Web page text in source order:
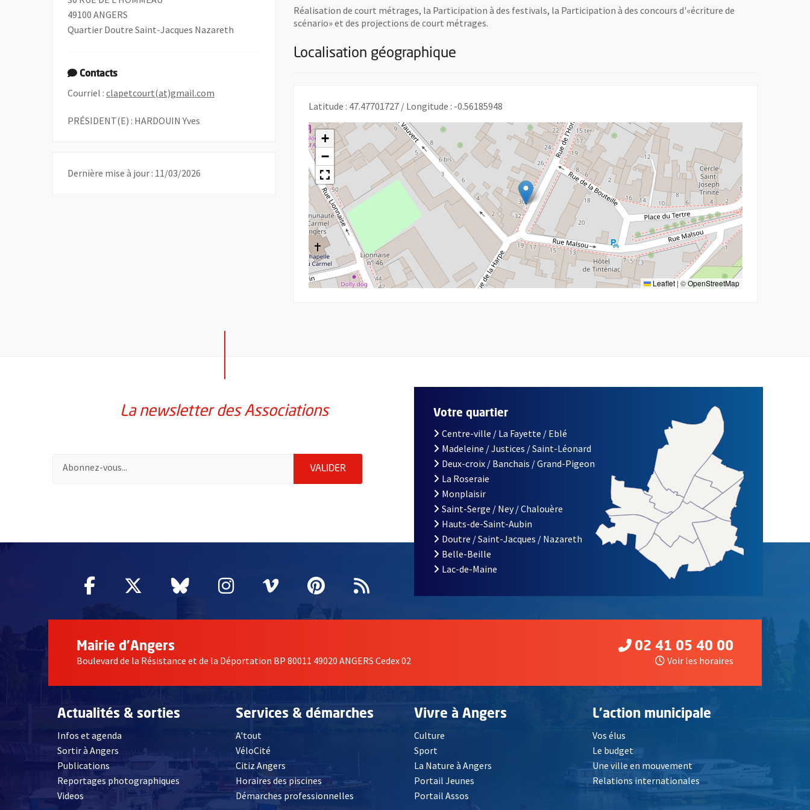
Réalisation de court métrages, la Participation à des festivals, la Participation à des concours d'«écriture de
scénario» et des projections de court métrages.
Localisation géographique
Latitude : 47.47701727 / Longitude : -0.56185948
+
−
Leaflet | ©OpenStreetMap
49100 ANGERS
Quartier Doutre Saint-Jacques Nazareth
Contacts
Courriel :clapetcourt(at)gmail.com
PRÉSIDENT(E) : HARDOUIN Yves
Dernière mise à jour : 11/03/2026
La newsletter des Associations
Pour vous inscrire à la lettre d'information des associations de la ville d'Angers, indiquez votre email (champ obligatoire)
VALIDER ENVOYER MA DEMANDE D'INSCRIPTION À LA LETTRE D'INFORMATION DES ASSOCIATIONS DE LA VILLE
Facebook
, Ouvre une nouvelle fenêtre
Twitter
, Ouvre une nouvelle fenêtre
Bluesky
, Ouvre une nouvelle fenêtre
Instagram
, Ouvre une nouvelle fenêtre
Vimeo
, Ouvre une nouvelle fenêtre
Pinterest
, Ouvre une nouvelle fenêtre
Flux RSS
Votre quartier
Centre-ville / La Fayette / Eblé
Madeleine / Justices / Saint-Léonard
Deux-croix / Banchais / Grand-Pigeon
La Roseraie
Monplaisir
Saint-Serge / Ney / Chalouère
Hauts-de-Saint-Aubin
Doutre / Saint-Jacques / Nazareth
Belle-Beille
Lac-de-Maine
Mairie d'Angers
Boulevard de la Résistance et de la Déportation BP 80011 49020 ANGERS Cedex 02
02 41 05 40 00
Voir les horaires
Actualités & sorties
Infos et agenda
Sortir à Angers
Publications
Reportages photographiques
Videos, Ouvre une nouvelle fenêtre
Services & démarches
A'tout
VéloCité
Citiz Angers , Ouvre une nouvelle fenêtre
Horaires des piscines
Démarches professionnelles
Vivre à Angers
Culture
Sport
La Nature à Angers
Portail Jeunes
Portail Assos
L'action municipale
Vos élus
Le budget
Une ville en mouvement
Relations internationales